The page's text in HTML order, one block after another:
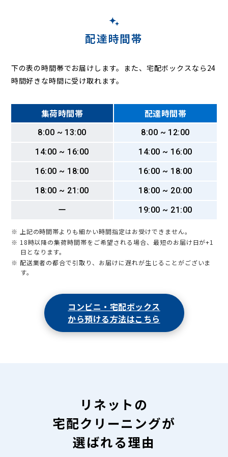
配達時間帯
下の表の時間帯でお届けします。また、宅配ボックスなら24
時間好きな時間に受け取れます。
集荷時間帯 配達時間帯
8:00 ~ 13:00
8:00 ~ 12:00
14:00 ~ 16:00
14:00 ~ 16:00
16:00 ~ 18:00
16:00 ~ 18:00
18:00 ~ 21:00
18:00 ~ 20:00
ー
19:00 ~ 21:00
※ 上記の時間帯よりも細かい時間指定はお受けできません。
※ 18時以降の集荷時間帯をご希望される場合、最短のお届け日が+1
日となります。
※ 配送業者の都合で引取り、お届けに遅れが生じることがございま
す。
コンビニ・宅配ボックス
から預ける方法はこちら
リネットの
宅配クリーニングが
選ばれる理由